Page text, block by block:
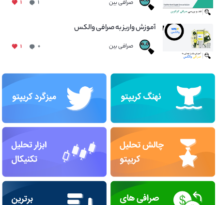
صرافی بین ۱ ۱
آموزش واریز به صرافی والکس
صرافی بین ۰ ۱